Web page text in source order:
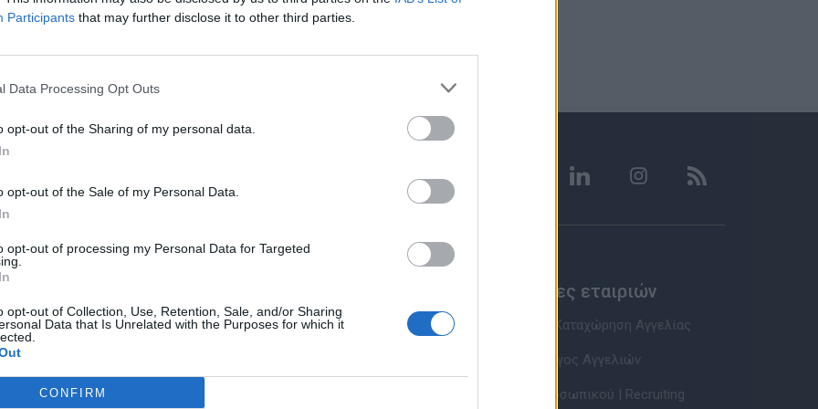
Participants that may further disclose it to other third parties.
Data Processing Opt Outs
opt-out of the Sharing of my personal data.
opt-out of the Sale of my Personal Data.
opt-out of processing my Personal Data for Targeted
opt-out of Collection, Use, Retention, Sale, and/or Sharing
Data that Is Unrelated with the Purposes for which it
CONFIRM
υποψηφίων
Online Βιογραφικού
Καριέρας
Περιγραφές Θέσεων Εργασίας
Υπηρεσίες εταιριών
Εγγραφή & Καταχώρηση Αγγελίας
Τιμοκατάλογος Αγγελιών
Εύρεση Προσωπικού | Recruiting